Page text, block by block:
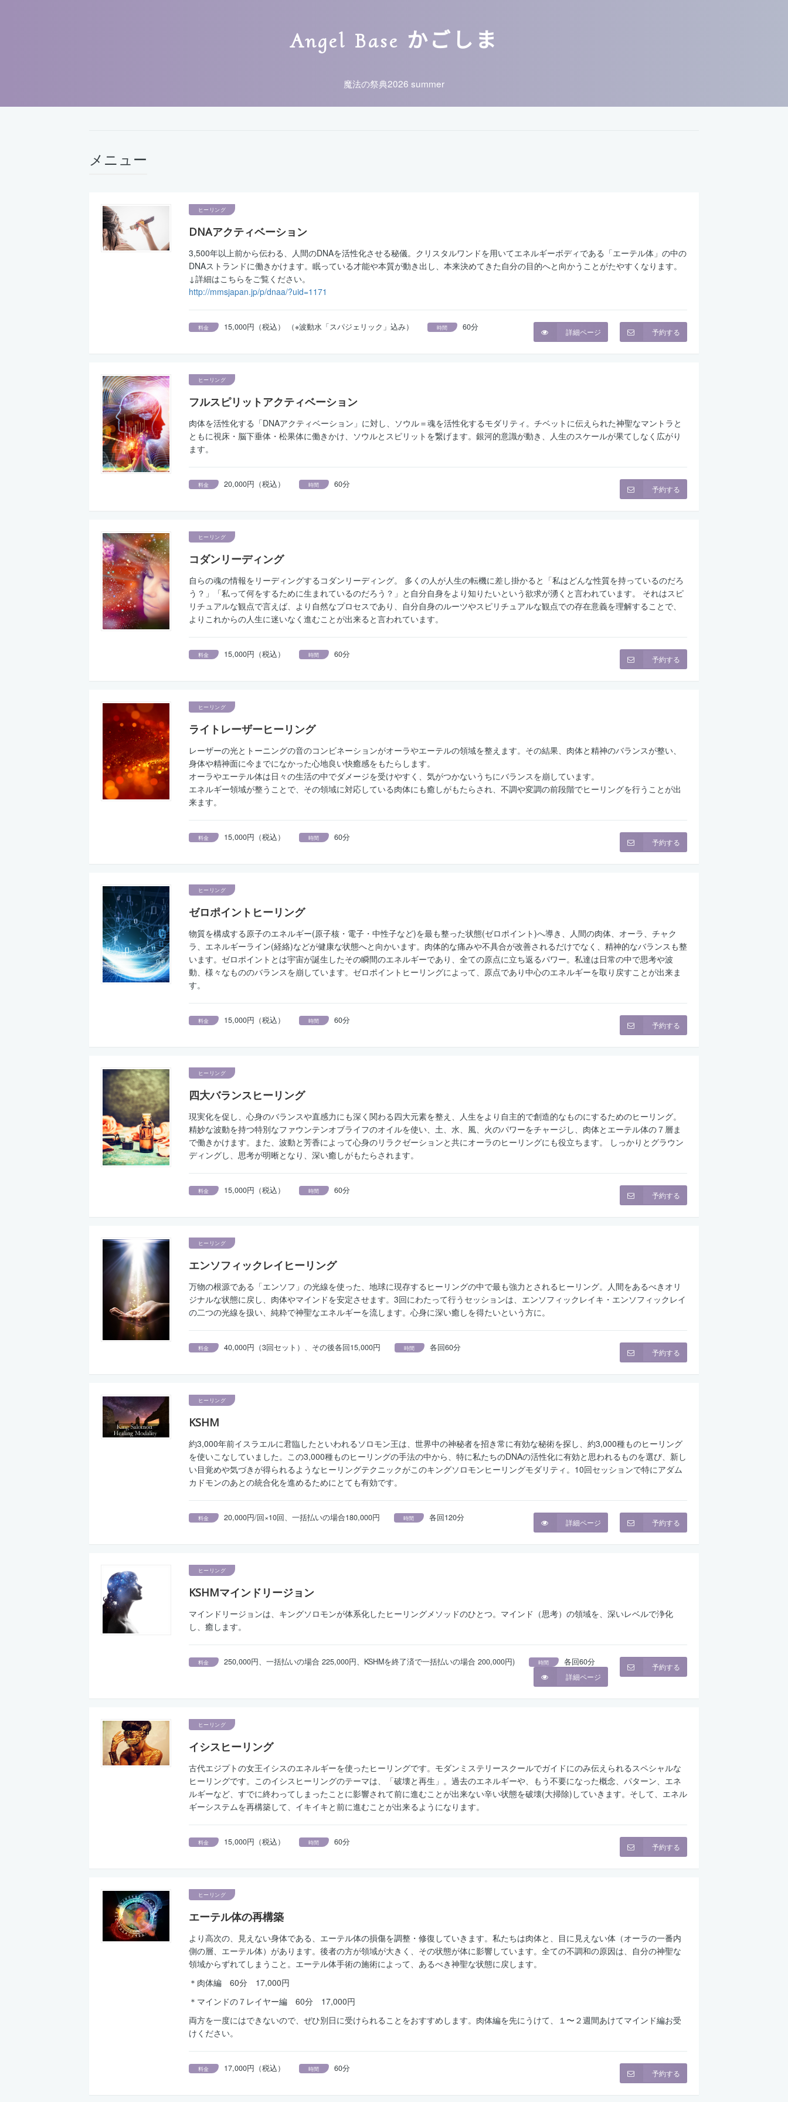
Angel Base かごしま
魔法の祭典2026 summer
メニュー
ヒーリング
DNAアクティベーション
3,500年以上前から伝わる、人間のDNAを活性化させる秘儀。クリスタルワンドを用いてエネルギーボディである「エーテル体」の中の
DNAストランドに働きかけます。眠っている才能や本質が動き出し、本来決めてきた自分の目的へと向かうことがたやすくなります。
↓詳細はこちらをご覧ください。
http://mmsjapan.jp/p/dnaa/?uid=1171
料金 15,000円（税込） （※波動水「スパジェリック」込み） 時間 60分 予約する
詳細ページ
ヒーリング
フルスピリットアクティベーション
肉体を活性化する「DNAアクティベーション」に対し、ソウル＝魂を活性化するモダリティ。チベットに伝えられた神聖なマントラと
ともに視床・脳下垂体・松果体に働きかけ、ソウルとスピリットを繋げます。銀河的意識が動き、人生のスケールが果てしなく広がり
ます。
料金 20,000円（税込） 時間 60分 予約する
ヒーリング
コダンリーディング
自らの魂の情報をリーディングするコダンリーディング。 多くの人が人生の転機に差し掛かると「私はどんな性質を持っているのだろ
う？」「私って何をするために生まれているのだろう？」と自分自身をより知りたいという欲求が湧くと言われています。 それはスピ
リチュアルな観点で言えば、より自然なプロセスであり、自分自身のルーツやスピリチュアルな観点での存在意義を理解することで、
よりこれからの人生に迷いなく進むことが出来ると言われています。
料金 15,000円（税込） 時間 60分 予約する
ヒーリング
ライトレーザーヒーリング
レーザーの光とトーニングの音のコンビネーションがオーラやエーテルの領域を整えます。その結果、肉体と精神のバランスが整い、
身体や精神面に今までになかった心地良い快癒感をもたらします。
オーラやエーテル体は日々の生活の中でダメージを受けやすく、気がつかないうちにバランスを崩しています。
エネルギー領域が整うことで、その領域に対応している肉体にも癒しがもたらされ、不調や変調の前段階でヒーリングを行うことが出
来ます。
料金 15,000円（税込） 時間 60分 予約する
ヒーリング
ゼロポイントヒーリング
物質を構成する原子のエネルギー(原子核・電子・中性子など)を最も整った状態(ゼロポイント)へ導き、人間の肉体、オーラ、チャク
ラ、エネルギーライン(経絡)などが健康な状態へと向かいます。肉体的な痛みや不具合が改善されるだけでなく、精神的なバランスも整
います。ゼロポイントとは宇宙が誕生したその瞬間のエネルギーであり、全ての原点に立ち返るパワー。私達は日常の中で思考や波
動、様々なもののバランスを崩しています。ゼロポイントヒーリングによって、原点であり中心のエネルギーを取り戻すことが出来ま
す。
料金 15,000円（税込） 時間 60分 予約する
ヒーリング
四大バランスヒーリング
現実化を促し、心身のバランスや直感力にも深く関わる四大元素を整え、人生をより自主的で創造的なものにするためのヒーリング。
精妙な波動を持つ特別なファウンテンオブライフのオイルを使い、土、水、風、火のパワーをチャージし、肉体とエーテル体の７層ま
で働きかけます。また、波動と芳香によって心身のリラクゼーションと共にオーラのヒーリングにも役立ちます。 しっかりとグラウン
ディングし、思考が明晰となり、深い癒しがもたらされます。
料金 15,000円（税込） 時間 60分 予約する
ヒーリング
エンソフィックレイヒーリング
万物の根源である「エンソフ」の光線を使った、地球に現存するヒーリングの中で最も強力とされるヒーリング。人間をあるべきオリ
ジナルな状態に戻し、肉体やマインドを安定させます。3回にわたって行うセッションは、エンソフィックレイキ・エンソフィックレイ
の二つの光線を扱い、純粋で神聖なエネルギーを流します。心身に深い癒しを得たいという方に。
料金 40,000円（3回セット）、その後各回15,000円 時間 各回60分 予約する
ヒーリング
KSHM
約3,000年前イスラエルに君臨したといわれるソロモン王は、世界中の神秘者を招き常に有効な秘術を探し、約3,000種ものヒーリング
を使いこなしていました。この3,000種ものヒーリングの手法の中から、特に私たちのDNAの活性化に有効と思われるものを選び、新し
い目覚めや気づきが得られるようなヒーリングテクニックがこのキングソロモンヒーリングモダリティ。10回セッションで特にアダム
カドモンのあとの統合化を進めるためにとても有効です。
料金 20,000円/回×10回、一括払いの場合180,000円 時間 各回120分 予約する
詳細ページ
ヒーリング
KSHMマインドリージョン
マインドリージョンは、キングソロモンが体系化したヒーリングメソッドのひとつ。マインド（思考）の領域を、深いレベルで浄化
し、癒します。
料金 250,000円、一括払いの場合 225,000円、KSHMを終了済で一括払いの場合 200,000円) 時間 各回60分
予約する
詳細ページ
ヒーリング
イシスヒーリング
古代エジプトの女王イシスのエネルギーを使ったヒーリングです。モダンミステリースクールでガイドにのみ伝えられるスペシャルな
ヒーリングです。このイシスヒーリングのテーマは、「破壊と再生」。過去のエネルギーや、もう不要になった概念、パターン、エネ
ルギーなど、すでに終わってしまったことに影響されて前に進むことが出来ない辛い状態を破壊(大掃除)していきます。そして、エネル
ギーシステムを再構築して、イキイキと前に進むことが出来るようになります。
料金 15,000円（税込） 時間 60分 予約する
ヒーリング
エーテル体の再構築
より高次の、見えない身体である、エーテル体の損傷を調整・修復していきます。私たちは肉体と、目に見えない体（オーラの一番内
側の層、エーテル体）があります。後者の方が領域が大きく、その状態が体に影響しています。全ての不調和の原因は、自分の神聖な
領域からずれてしまうこと。エーテル体手術の施術によって、あるべき神聖な状態に戻します。
＊肉体編 60分 17,000円
＊マインドの７レイヤー編 60分 17,000円
両方を一度にはできないので、ぜひ別日に受けられることをおすすめします。肉体編を先にうけて、１〜２週間あけてマインド編お受
けください。
料金 17,000円（税込） 時間 60分 予約する